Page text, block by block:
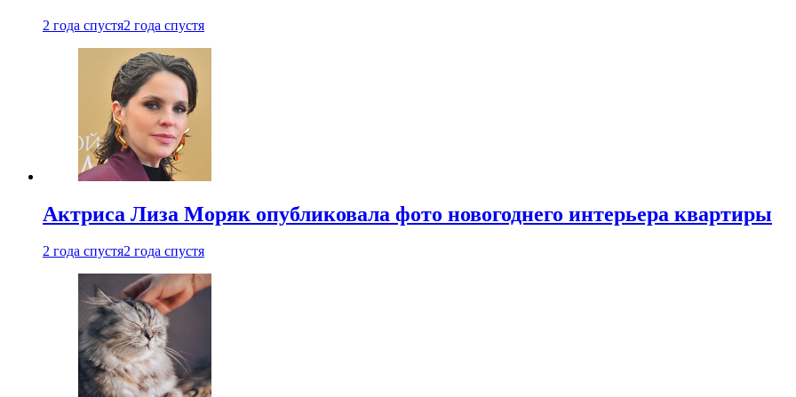
2 года спустя2 года спустя
Актриса Лиза Моряк опубликовала фото новогоднего интерьера квартиры
2 года спустя2 года спустя